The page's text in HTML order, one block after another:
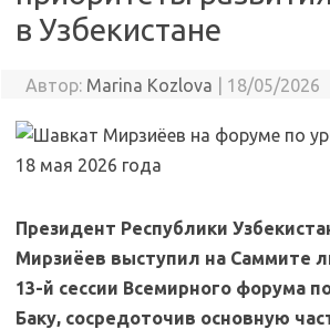
в Узбекистане
Автор: Marina Kozlova 18/05/2026
Президент Республики
Мирзиёев выступил на Саммите
13-й сессии Всемирного форума
Баку, сосредоточив основную